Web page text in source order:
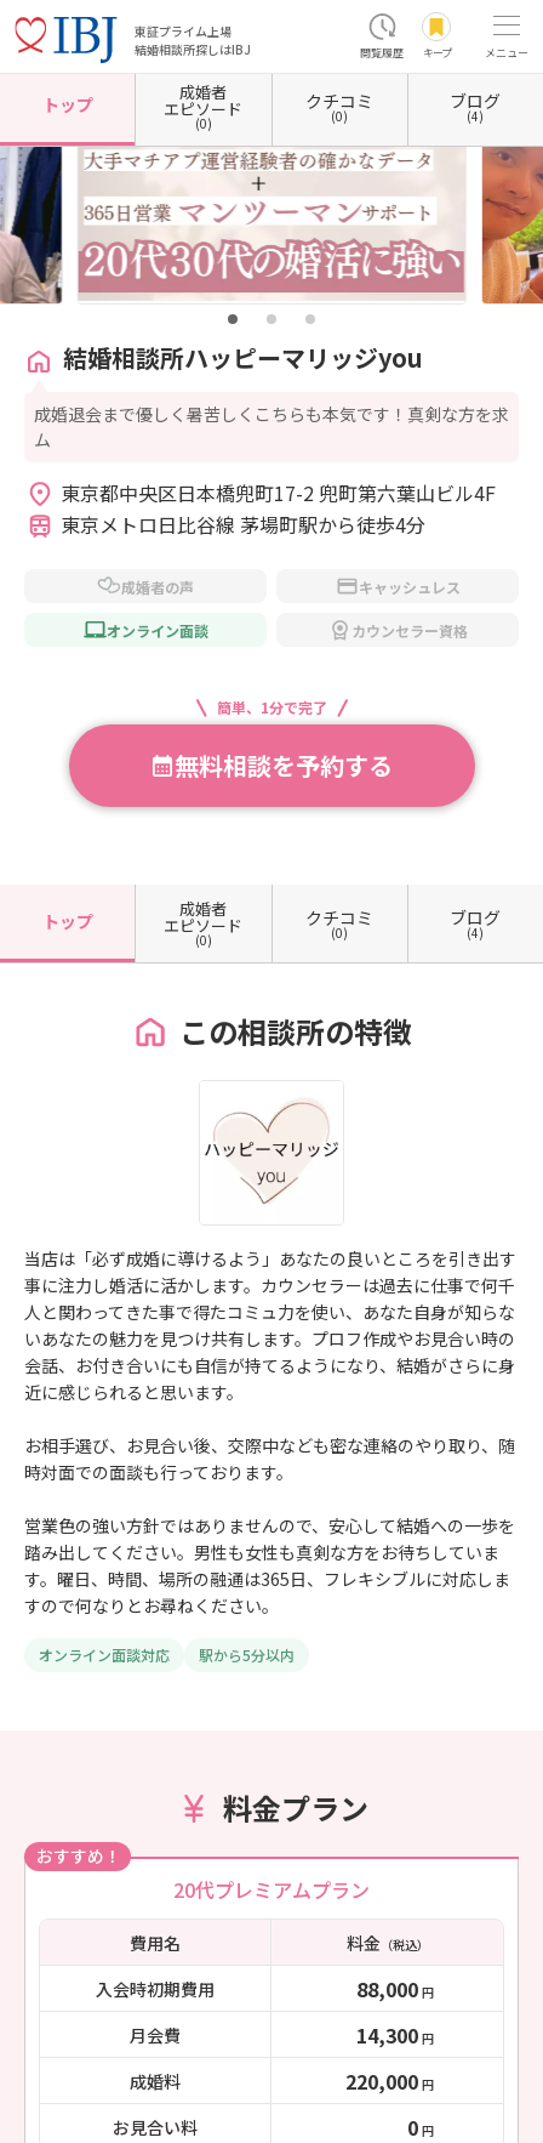
東証プライム上場
結婚相談所探しはIBJ
閲覧履歴 キープ メニュー
ホーム 東京都の結婚相談所 東京都中央区 東京都中央区日本橋 結婚相談所ハッピー
トップ
成婚者
エピソード
(0)
クチコミ
(0)
ブログ
(4)
結婚相談所ハッピーマリッジyou
成婚退会まで優しく暑苦しくこちらも本気です！真剣な方を求
ム
東京メトロ日比谷線 茅場町駅から徒歩4分
成婚者の声 キャッシュレス
オンライン面談 カウンセラー資格
簡単、1分で完了
無料相談を予約する
トップ
成婚者
エピソード
(0)
クチコミ
(0)
ブログ
(4)
この相談所の特徴
当店は「必ず成婚に導けるよう」あなたの良いところを引き出す
事に注力し婚活に活かします。カウンセラーは過去に仕事で何千
人と関わってきた事で得たコミュ力を使い、あなた自身が知らな
いあなたの魅力を見つけ共有します。プロフ作成やお見合い時の
会話、お付き合いにも自信が持てるようになり、結婚がさらに身
近に感じられると思います。
お相手選び、お見合い後、交際中なども密な連絡のやり取り、随
時対面での面談も行っております。
営業色の強い方針ではありませんので、安心して結婚への一歩を
踏み出してください。男性も女性も真剣な方をお待ちしていま
す。曜日、時間、場所の融通は365日、フレキシブルに対応しま
すので何なりとお尋ねください。
オンライン面談対応 駅から5分以内
料金プラン
おすすめ！
20代プレミアムプラン
費用名 料金（税込）
入会時初期費用 88,000 円
月会費 14,300 円
成婚料 220,000 円
お見合い料 0 円